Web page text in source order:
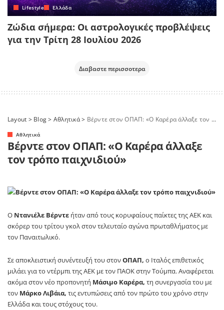
Lifestyle Ελλάδα
Ζώδια σήμερα: Οι αστρολογικές προβλέψεις
για την Τρίτη 28 Ιουλίου 2026
Διαβαστε περισσοτερα
Layout > Blog> Αθλητικά> Βέρντε στον ΟΠΑΠ: «Ο Καρέρα άλλαξε τον τρόπο παιχνιδιού»
Αθλητικά
Βέρντε στον ΟΠΑΠ: «Ο Καρέρα άλλαξε
τον τρόπο παιχνιδιού»
Ο Ντανιέλε Βέρντε ήταν από τους κορυφαίους παίκτες της ΑΕΚ και
σκόρερ του τρίτου γκολ στον τελευταίο αγώνα πρωταθλήματος με
τον Παναιτωλικό.
Σε αποκλειστική συνέντευξή του στονΟΠΑΠ, ο Ιταλός επιθετικός
μιλάει για το ντέρμπι της ΑΕΚ με τον ΠΑΟΚ στην Τούμπα. Αναφέρεται
ακόμα στον νέο προπονητή Μάσιμο Καρέρα, τη συνεργασία του με
τον Μάρκο Λιβάια, τις εντυπώσεις από τον πρώτο του χρόνο στην
Ελλάδα και τους στόχους του.